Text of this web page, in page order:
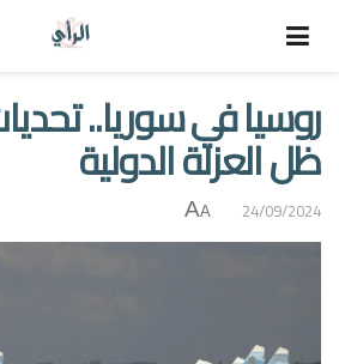
روسيا في سوريا..
ظل العزلة الدولية
24/09/2024
A
A